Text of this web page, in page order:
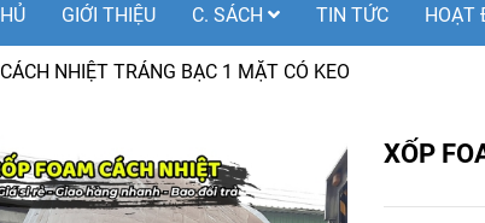
GIỚI THIỆU C. SÁCH TIN TỨC HOẠT
NHIỆT TRÁNG BẠC 1 MẶT CÓ KEO
XỐP